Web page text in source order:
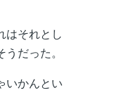
はそれとし
だった。
いかんとい